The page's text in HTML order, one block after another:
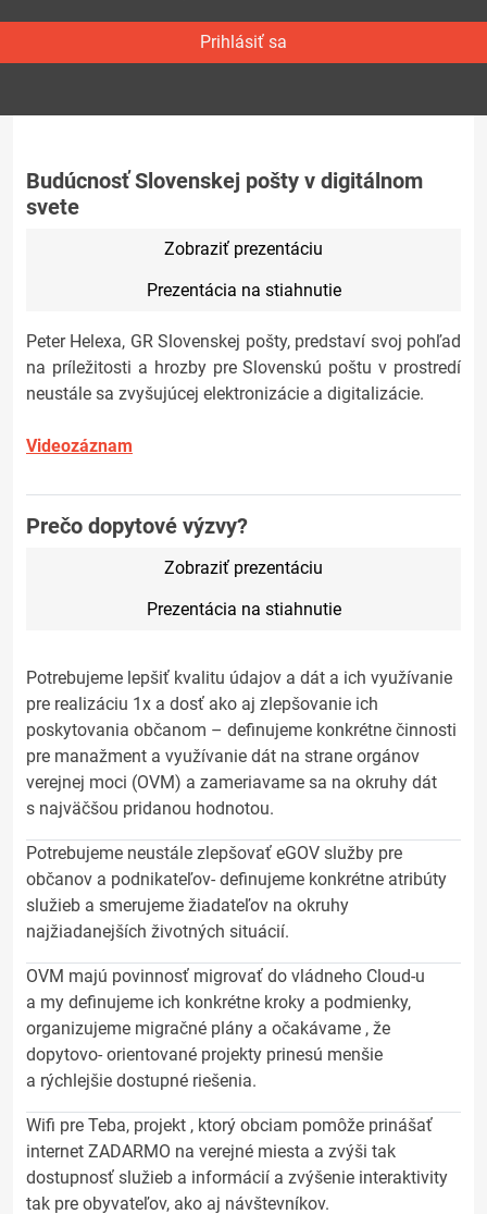
Prihlásiť sa
Budúcnosť Slovenskej pošty v digitálnom
svete
Zobraziť prezentáciu
Prezentácia na stiahnutie
Peter Helexa, GR Slovenskej pošty, predstaví svoj pohľad
na príležitosti a hrozby pre Slovenskú poštu v prostredí
neustále sa zvyšujúcej elektronizácie a digitalizácie.
Videozáznam
Prečo dopytové výzvy?
Zobraziť prezentáciu
Prezentácia na stiahnutie
Potrebujeme lepšiť kvalitu údajov a dát a ich využívanie
pre realizáciu 1x a dosť ako aj zlepšovanie ich
poskytovania občanom – definujeme konkrétne činnosti
pre manažment a využívanie dát na strane orgánov
verejnej moci (OVM) a zameriavame sa na okruhy dát
s najväčšou pridanou hodnotou.
Potrebujeme neustále zlepšovať eGOV služby pre
občanov a podnikateľov- definujeme konkrétne atribúty
služieb a smerujeme žiadateľov na okruhy
najžiadanejších životných situácií.
OVM majú povinnosť migrovať do vládneho Cloud-u
a my definujeme ich konkrétne kroky a podmienky,
organizujeme migračné plány a očakávame , že
dopytovo- orientované projekty prinesú menšie
a rýchlejšie dostupné riešenia.
Wifi pre Teba, projekt , ktorý obciam pomôže prinášať
internet ZADARMO na verejné miesta a zvýši tak
dostupnosť služieb a informácií a zvýšenie interaktivity
tak pre obyvateľov, ako aj návštevníkov.